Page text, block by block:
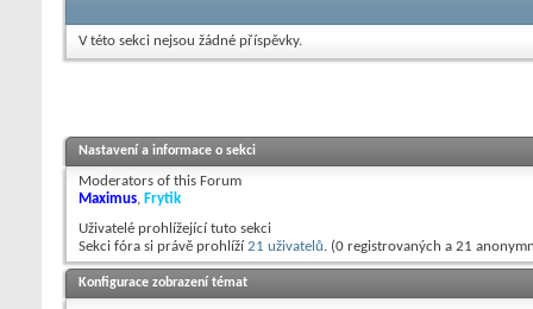
V této sekci nejsou žádné příspěvky.
Nastavení a informace o sekci
Moderators of this Forum
Maximus, Frytik
Uživatelé prohlížející tuto sekci
Sekci fóra si právě prohlíží21 uživatelů. (0 registrovaných a 21
Konfigurace zobrazení témat